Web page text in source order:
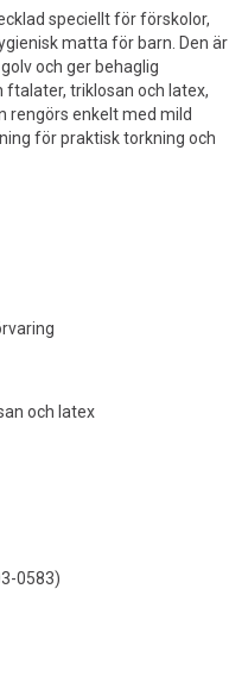
speciellt för förskolor,
matta för barn. Den är
och ger behaglig
triklosan och latex,
rengörs enkelt med mild
för praktisk torkning och
och latex
0583)